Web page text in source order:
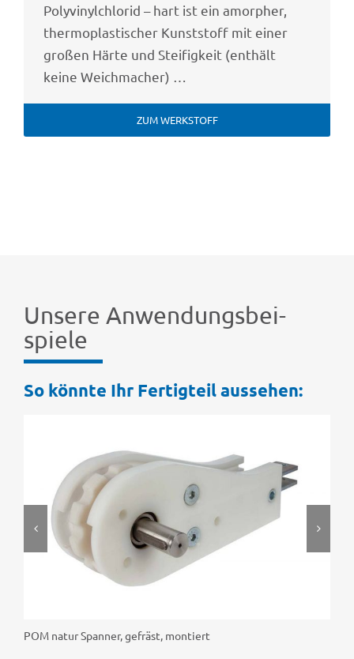
Poly­vi­nyl­chlo­rid – hart ist ein amor­pher,
ther­mo­plas­ti­scher Kunst­stoff mit einer
großen Härte und Stei­fig­keit (enthält
keine Weichmacher) …
ZUM WERK­STOFF
Unsere Anwen­dungs­bei­
spiele
So könnte Ihr Fertig­teil aussehen:
POM natur Span­ner, gefräst, montiert